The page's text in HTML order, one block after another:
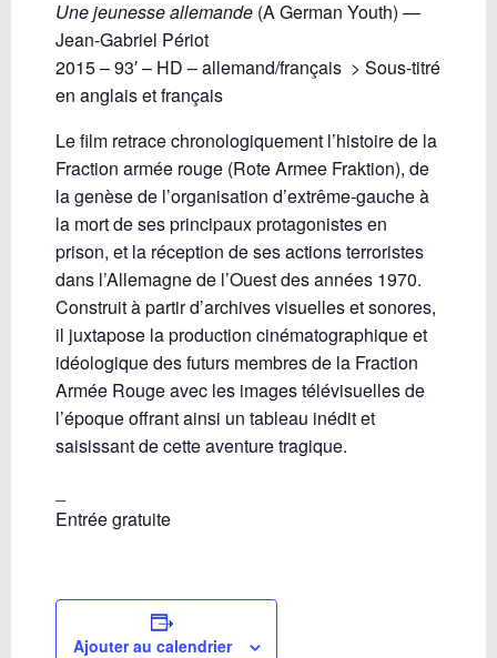
Une jeunesse allemande (A German Youth) —
Jean-Gabriel Périot
2015 – 93′ – HD – allemand/français > Sous-titré
en anglais et français
Le film retrace chronologiquement l’histoire de la
Fraction armée rouge (Rote Armee Fraktion), de
la genèse de l’organisation d’extrême-gauche à
la mort de ses principaux protagonistes en
prison, et la réception de ses actions terroristes
dans l’Allemagne de l’Ouest des années 1970.
Construit à partir d’archives visuelles et sonores,
il juxtapose la production cinématographique et
idéologique des futurs membres de la Fraction
Armée Rouge avec les images télévisuelles de
l’époque offrant ainsi un tableau inédit et
saisissant de cette aventure tragique.
Entrée gratuite
Ajouter au calendrier